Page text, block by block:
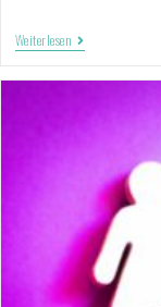
Weiterlesen